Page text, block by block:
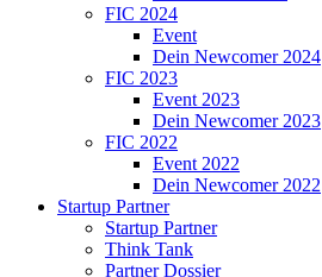
FIC 2024
Event
Dein Newcomer 2024
FIC 2023
Event 2023
Dein Newcomer 2023
FIC 2022
Event 2022
Dein Newcomer 2022
Startup Partner
Startup Partner
Think Tank
Partner Dossier